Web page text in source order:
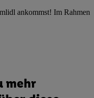
ankommst! Im Rahmen
mehr